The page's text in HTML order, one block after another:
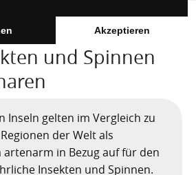
Akzeptieren
Artikel ►
für Urlauber
See" - Orte
Umwelt & Natur
& Geschichten
für Urlauber
See Orte
Nationalpark
Cruz de Tenerife
Gebirge - Masca
Strände
de las Teresitas
de las Américas
auf Teneriffa
Masca-Schlucht
für Notfälle
und Natur
Flora
Drago Milenario
Fauna
und Regionen
(Municipios)
Inseln
Teneriffa
Fuerteventura
und Spinnen auf den Kanaren
und Spinnen
Inseln gelten im Vergleich zu
der Welt als
in Bezug auf für den
Insekten und Spinnen.